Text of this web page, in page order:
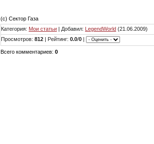
(с) Сектор Газа
Категория: Мои статьи | Добавил: LegendWorld (21.06.2009)
Просмотров: 812 | Рейтинг: 0.0/0 |
Всего комментариев: 0